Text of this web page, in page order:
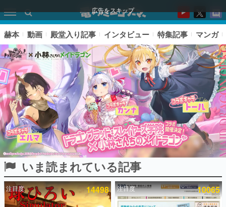
広告をスキップ
ピックアップ
電ファミのいま読まれている記事ランキング
赫本 動画 殿堂入り記事 インタビュー 特集記事 マンガ
いま読まれている記事
注目度 14498 注目度 10065